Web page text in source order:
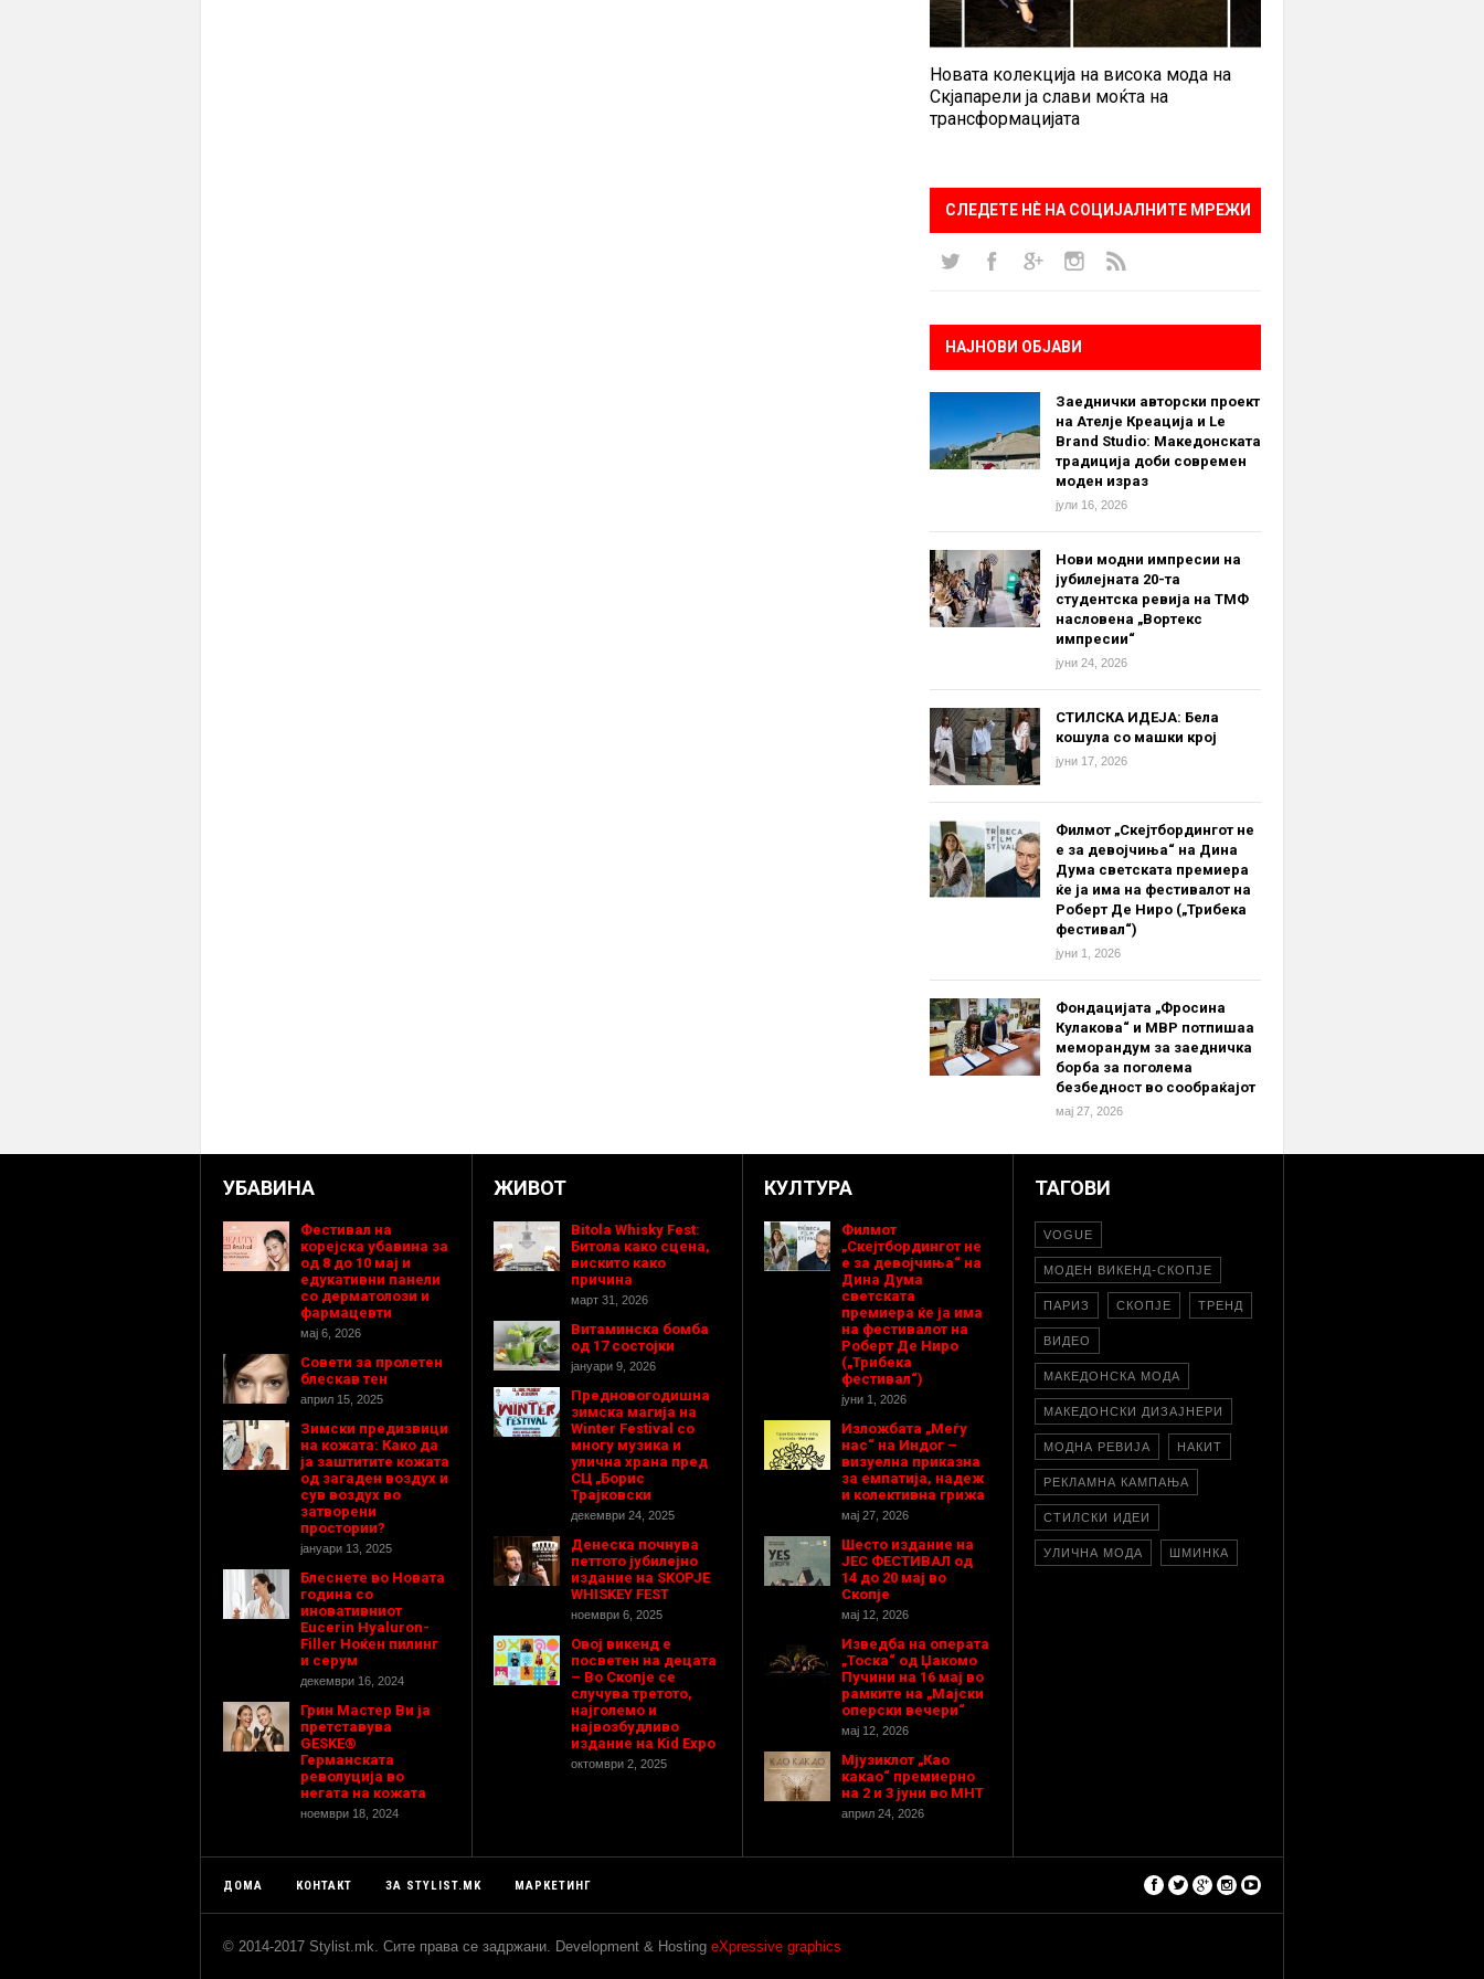
Новата колекција на висока мода на
Скјапарели ја слави моќта на
трансформацијата
СЛЕДЕТЕ НÈ НА СОЦИЈАЛНИТЕ МРЕЖИ
НАЈНОВИ ОБЈАВИ
Заеднички авторски проект
на Ателје Креација и Le
Brand Studio: Македонската
традиција доби современ
моден израз
јули 16, 2026
Нови модни импресии на
јубилејната 20-та
студентска ревија на ТМФ
насловена „Вортекс
импресии“
јуни 24, 2026
СТИЛСКА ИДЕЈА: Бела
кошула со машки крој
јуни 17, 2026
Филмот „Скејтбордингот не
е за девојчиња“ на Дина
Дума светската премиера
ќе ја има на фестивалот на
Роберт Де Ниро („Трибека
фестивал“)
јуни 1, 2026
Фондацијата „Фросина
Кулакова“ и МВР потпишаа
меморандум за заедничка
борба за поголема
безбедност во сообраќајот
мај 27, 2026
УБАВИНА
Фестивал на
корејска убавина за
од 8 до 10 мај и
едукативни панели
со дерматолози и
фармацевти
мај 6, 2026
Совети за пролетен
блескав тен
април 15, 2025
Зимски предизвици
на кожата: Како да
ја заштитите кожата
од загаден воздух и
сув воздух во
затворени
простории?
јануари 13, 2025
Блеснете во Новата
година со
иновативниот
Eucerin Hyaluron-
Filler Ноќен пилинг
и серум
декември 16, 2024
Грин Мастер Ви ја
претставува
GESKE®
Германската
револуција во
негата на кожата
ноември 18, 2024
ЖИВОТ
Bitola Whisky Fest:
Битола како сцена,
вискито како
причина
март 31, 2026
Витаминска бомба
од 17 состојки
јануари 9, 2026
Предновогодишнa
зимска магија на
Winter Festival со
многу музика и
улична храна пред
СЦ „Борис
Трајковски
декември 24, 2025
Денеска почнува
петтото јубилејно
издание на SKOPJE
WHISKEY FEST
ноември 6, 2025
Овој викенд е
посветен на децата
– Во Скопје се
случува третото,
најголемо и
највозбудливо
издание на Kid Expo
октомври 2, 2025
КУЛТУРА
Филмот
„Скејтбордингот не
е за девојчиња“ на
Дина Дума
светската
премиера ќе ја има
на фестивалот на
Роберт Де Ниро
(„Трибека
фестивал“)
јуни 1, 2026
Изложбата „Меѓу
нас“ на Индог –
визуелна приказна
за емпатија, надеж
и колективна грижа
мај 27, 2026
Шесто издание на
ЈЕС ФЕСТИВАЛ од
14 до 20 мај во
Скопје
мај 12, 2026
Изведба на операта
„Тоска“ од Џакомо
Пучини на 16 мај во
рамките на „Мајски
оперски вечери“
мај 12, 2026
Мјузиклот „Као
какао“ премиерно
на 2 и 3 јуни во МНТ
април 24, 2026
ТАГОВИ
VOGUE
МОДЕН ВИКЕНД-СКОПЈЕ
ПАРИЗ СКОПЈЕ ТРЕНД
ВИДЕО
МАКЕДОНСКА МОДА
МАКЕДОНСКИ ДИЗАЈНЕРИ
МОДНА РЕВИЈА НАКИТ
РЕКЛАМНА КАМПАЊА
СТИЛСКИ ИДЕИ
УЛИЧНА МОДА ШМИНКА
ДОМА КОНТАКТ ЗА STYLIST.MK МАРКЕТИНГ
© 2014-2017 Stylist.mk. Сите права се задржани. Development & Hosting eXpressive graphics